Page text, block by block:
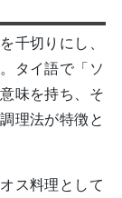
千切りにし、
タイ語で「ソ
味を持ち、そ
理法が特徴と
ス料理として